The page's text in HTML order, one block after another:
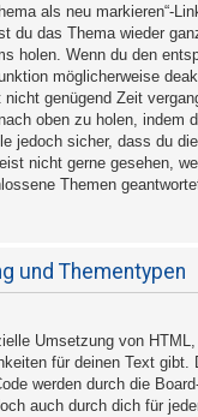
als neu markieren“-
du das Thema wieder
holen. Wenn du den
möglicherweise
nicht genügend Zeit
oben zu holen, indem
jedoch sicher, dass du
nicht gerne gesehen,
Themen
und Thementypen
Umsetzung von
für deinen Text gibt.
werden durch die
auch durch dich für